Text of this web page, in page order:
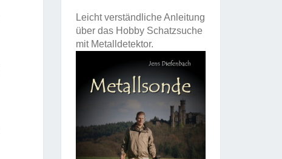
Leicht verständliche Anleitung
über das Hobby Schatzsuche
mit Metalldetektor.